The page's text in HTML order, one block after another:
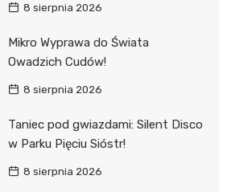
8 sierpnia 2026
Mikro Wyprawa do Świata
Owadzich Cudów!
8 sierpnia 2026
Taniec pod gwiazdami: Silent Disco
w Parku Pięciu Sióstr!
8 sierpnia 2026